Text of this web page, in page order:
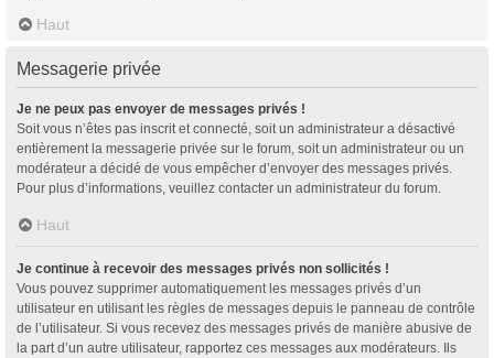
Haut
Messagerie privée
Je ne peux pas envoyer de messages privés !
Soit vous n’êtes pas inscrit et connecté, soit un administrateur a désactivé
entièrement la messagerie privée sur le forum, soit un administrateur ou un
modérateur a décidé de vous empêcher d’envoyer des messages privés.
Pour plus d’informations, veuillez contacter un administrateur du forum.
Haut
Je continue à recevoir des messages privés non sollicités !
Vous pouvez supprimer automatiquement les messages privés d’un
utilisateur en utilisant les règles de messages depuis le panneau de contrôle
de l’utilisateur. Si vous recevez des messages privés de manière abusive de
la part d’un autre utilisateur, rapportez ces messages aux modérateurs. Ils